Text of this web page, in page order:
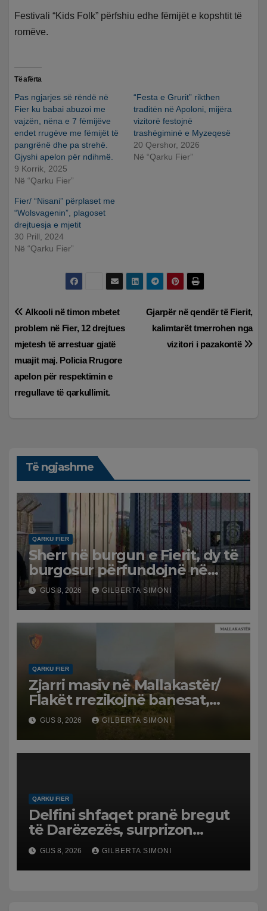
Festivali “Kids Folk” përfshiu edhe fëmijët e kopshtit të
romëve.
Të afërta
Pas ngjarjes së rëndë në
Fier ku babai abuzoi me
vajzën, nëna e 7 fëmijëve
endet rrugëve me fëmijët të
pangrënë dhe pa strehë.
Gjyshi apelon për ndihmë.
9 Korrik, 2025
Në “Qarku Fier”
“Festa e Grurit” rikthen
traditën në Apoloni, mijëra
vizitorë festojnë
trashëgiminë e Myzeqesë
20 Qershor, 2026
Në “Qarku Fier”
Fier/ “Nisani” përplaset me
“Wolsvagenin”, plagoset
drejtuesja e mjetit
30 Prill, 2024
Në “Qarku Fier”
Lëvizje
te
postimet
Gjarpër në qendër të Fierit,
kalimtarët tmerrohen nga
vizitori i pazakontë
Alkooli në timon mbetet
problem në Fier, 12 drejtues
mjetesh të arrestuar gjatë
muajit maj. Policia Rrugore
apelon për respektimin e
rregullave të qarkullimit.
Të ngjashme
QARKU FIER
Sherr në burgun e Fierit, dy të
burgosur përfundojnë në
spital
GUS 8, 2026 GILBERTA SIMONI
QARKU FIER
Zjarri masiv në Mallakastër/
Flakët rrezikojnë banesat,
Policia evakuon disa familje
në Koilac
GUS 8, 2026 GILBERTA SIMONI
QARKU FIER
Delfini shfaqet pranë bregut
të Darëzezës, surprizon
pushuesit dhe banorët
GUS 8, 2026 GILBERTA SIMONI